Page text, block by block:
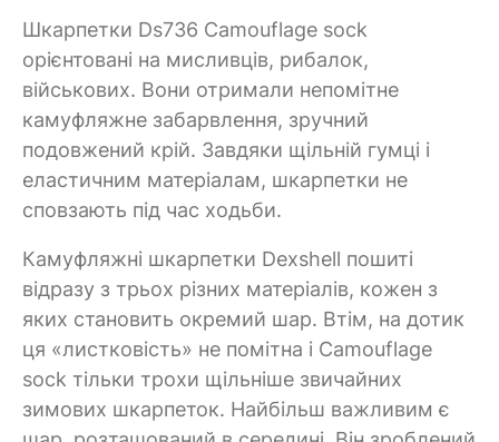
Шкарпетки Ds736 Camouflage sock
орієнтовані на мисливців, рибалок,
військових. Вони отримали непомітне
камуфляжне забарвлення, зручний
подовжений крій. Завдяки щільній гумці і
еластичним матеріалам, шкарпетки не
сповзають під час ходьби.
Камуфляжні шкарпетки Dexshell пошиті
відразу з трьох різних матеріалів, кожен з
яких становить окремий шар. Втім, на дотик
ця «листковість» не помітна і Camouflage
sock тільки трохи щільніше звичайних
зимових шкарпеток. Найбільш важливим є